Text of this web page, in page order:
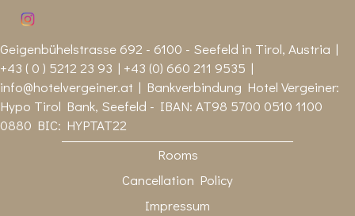
Geigenbühelstrasse 692 - 6100 - Seefeld in Tirol, Austria |
+43 ( 0 ) 5212 23 93 | +43 (0) 660 211 9535 |
info@hotelvergeiner.at | Bankverbindung Hotel Vergeiner:
Hypo Tirol Bank, Seefeld - IBAN: AT98 5700 0510 1100
0880 BIC: HYPTAT22
Rooms
Cancellation Policy
Impressum